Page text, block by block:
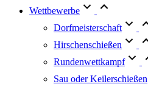
Wettbewerbe
Dorfmeisterschaft
Hirschenschießen
Rundenwettkampf
Sau oder Keilerschießen